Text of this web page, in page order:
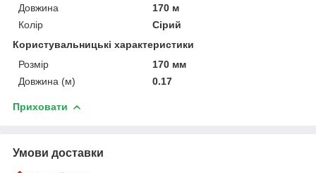
Довжина
170 м
Колір
Сірий
Користувальницькі характеристики
Розмір
170 мм
Довжина (м)
0.17
Приховати
Умови доставки